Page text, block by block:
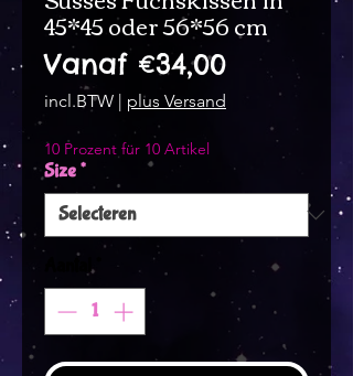
45*45 oder 56*56 cm
Vanaf €34,00
incl.BTW | plus Versand
10 Prozent für 10 Artikel
Size*
Aantal